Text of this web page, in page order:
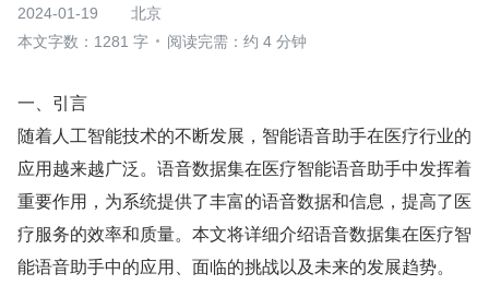
2024-01-19
北京
本文字数：1281 字
阅读完需：约 4 分钟
一、引言
随着人工智能技术的不断发展，智能语音助手在医疗行业的
应用越来越广泛。语音数据集在医疗智能语音助手中发挥着
重要作用，为系统提供了丰富的语音数据和信息，提高了医
疗服务的效率和质量。本文将详细介绍语音数据集在医疗智
能语音助手中的应用、面临的挑战以及未来的发展趋势。